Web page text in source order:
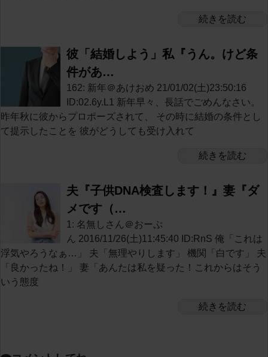
続きを読む
彼「結婚しよう」私『うん。けど条
件があ…
162: 新年＠あけおめ 21/01/02(土)23:50:16
ID:02.6y.L1 新年早々、長話でごめんなさい。
昨年秋に彼からプロポーズされて、 その時に結婚の条件とし
て提示したことを 彼がどうしても受け入れて
続きを読む
夫『子供DNA検査します！』妻『ダ
メです（…
1: 名無しさん＠おーぷ
ん 2016/11/26(土)11:45:40 ID:RnS 俺「これは
浮気やろうなぁ…」 夫「無理やりします」 機関「白です」 夫
「良かったね！」 妻「あんたは私を疑った！これからはそう
いう態度
続きを読む